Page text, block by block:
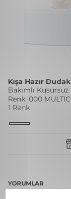
Kışa Hazır
Bakımlı
Renk: 000
1 Renk
YORUMLAR